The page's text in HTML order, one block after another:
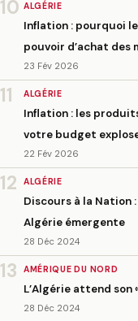
10 ALGÉRIE
Inflation : pourquoi
pouvoir d’achat des
23 Fév 2026
11 ALGÉRIE
Inflation : les
votre budget
22 Fév 2026
12 ALGÉRIE
Discours à la Nation
Algérie émergente
28 Déc 2024
13 AMÉRIQUE DU NORD
L’Algérie attend son
28 Déc 2024